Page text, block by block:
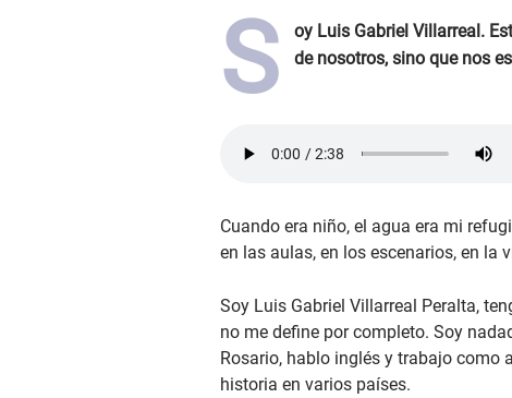
S
oy Luis Gabriel Villarreal.
de nosotros, sino que nos
Cuando era niño, el agua era mi
en las aulas, en los escenarios, en la
Soy Luis Gabriel Villarreal Peralta,
no me define por completo. Soy
Rosario, hablo inglés y trabajo como
historia en varios países.